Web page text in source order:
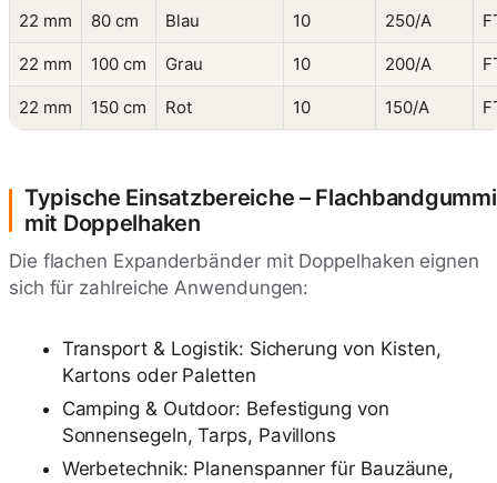
Geprüft mit 800 N vor dem Bruch
22 mm 80 cm Blau 10 250/A
22 mm 100 cm Grau 10 200/A
22 mm 150 cm Rot 10 150/A
Typische Einsatzbereiche – Flachbandgummi
mit Doppelhaken
Die flachen Expanderbänder mit Doppelhaken eignen
sich für zahlreiche Anwendungen:
Transport & Logistik: Sicherung von Kisten,
Kartons oder Paletten
Camping & Outdoor: Befestigung von
Sonnensegeln, Tarps, Pavillons
Werbetechnik: Planenspanner für Bauzäune,